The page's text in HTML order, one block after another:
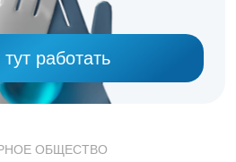
работать
ОБЩЕСТВО